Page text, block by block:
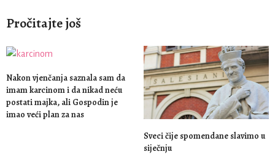
Pročitajte još
Nakon vjenčanja saznala sam da
imam karcinom i da nikad neću
postati majka, ali Gospodin je
imao veći plan za nas
Sveci čije spomendane slavimo u
siječnju